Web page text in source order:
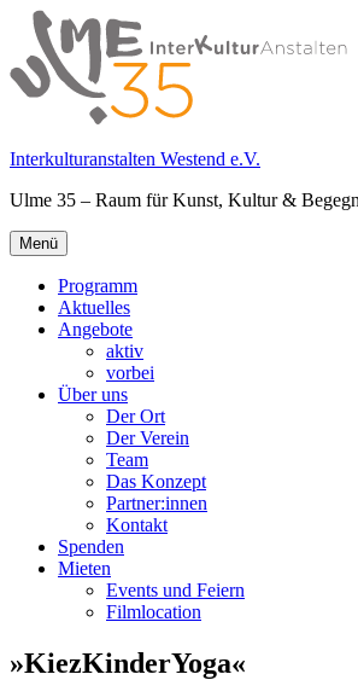
Springe
zum
Inhalt
Interkulturanstalten Westend e.V.
Ulme 35 – Raum für Kunst, Kultur &
Primäres
Menü
Menü
Programm
Aktuelles
Angebote
aktiv
vorbei
Über uns
Der Ort
Der Verein
Team
Das Konzept
Partner:innen
Kontakt
Spenden
Mieten
Events und Feiern
Filmlocation
»KiezKinderYoga«